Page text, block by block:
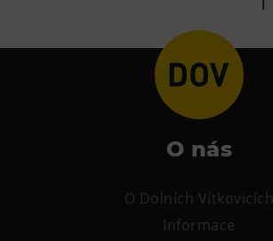
L’Osteria
Restaurace VP ART
CØKAFE Dolní VítkoviceO nás
O Dolních Vítkovicích
Informace